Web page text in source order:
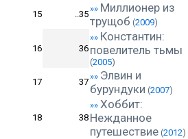
15 ..35
»» Миллионер из
трущоб (2009)
16 36
»» Константин:
повелитель тьмы
(2005)
17 37
»» Элвин и
бурундуки (2007)
18 38
»» Хоббит:
Нежданное
путешествие (2012)